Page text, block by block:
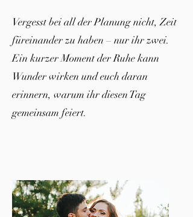
Vergesst bei all der Planung nicht, Zeit
füreinander zu haben – nur ihr zwei.
Ein kurzer Moment der Ruhe kann
Wunder wirken und euch daran
erinnern, warum ihr diesen Tag
gemeinsam feiert.